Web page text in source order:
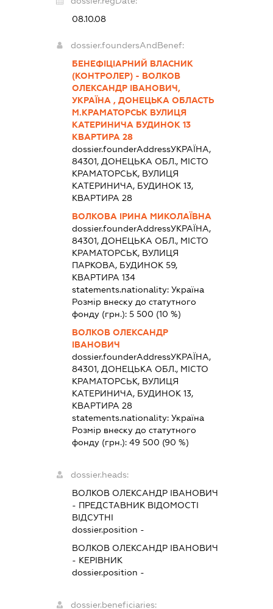
08.10.08
dossier.foundersAndBenef:
БЕНЕФІЦІАРНИЙ ВЛАСНИК
(КОНТРОЛЕР) - ВОЛКОВ
ОЛЕКСАНДР ІВАНОВИЧ,
УКРАЇНА , ДОНЕЦЬКА ОБЛАСТЬ
М.КРАМАТОРСЬК ВУЛИЦЯ
КАТЕРИНИЧА БУДИНОК 13
КВАРТИРА 28
dossier.founderAddressУКРАЇНА,
84301, ДОНЕЦЬКА ОБЛ., МІСТО
КРАМАТОРСЬК, ВУЛИЦЯ
КАТЕРИНИЧА, БУДИНОК 13,
КВАРТИРА 28
ВОЛКОВА ІРИНА МИКОЛАЇВНА
dossier.founderAddressУКРАЇНА,
84301, ДОНЕЦЬКА ОБЛ., МІСТО
КРАМАТОРСЬК, ВУЛИЦЯ
ПАРКОВА, БУДИНОК 59,
КВАРТИРА 134
statements.nationality: Україна
Розмір внеску до статутного
фонду (грн.): 5 500 (10 %)
ВОЛКОВ ОЛЕКСАНДР
ІВАНОВИЧ
dossier.founderAddressУКРАЇНА,
84301, ДОНЕЦЬКА ОБЛ., МІСТО
КРАМАТОРСЬК, ВУЛИЦЯ
КАТЕРИНИЧА, БУДИНОК 13,
КВАРТИРА 28
statements.nationality: Україна
Розмір внеску до статутного
фонду (грн.): 49 500 (90 %)
dossier.heads:
ВОЛКОВ ОЛЕКСАНДР ІВАНОВИЧ
- ПРЕДСТАВНИК ВІДОМОСТІ
ВІДСУТНІ
dossier.position -
ВОЛКОВ ОЛЕКСАНДР ІВАНОВИЧ
- КЕРІВНИК
dossier.position -
dossier.beneficiaries: